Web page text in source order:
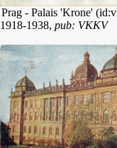
Prag - Palais 'Krone'
1918-1938, pub: VKKV